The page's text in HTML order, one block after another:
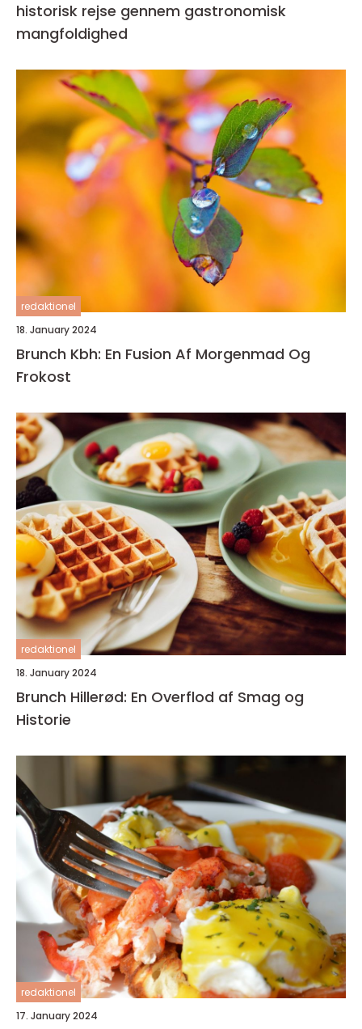
historisk rejse gennem gastronomisk
mangfoldighed
redaktionel
18. January 2024
Brunch Kbh: En Fusion Af Morgenmad Og
Frokost
redaktionel
18. January 2024
Brunch Hillerød: En Overflod af Smag og
Historie
redaktionel
17. January 2024